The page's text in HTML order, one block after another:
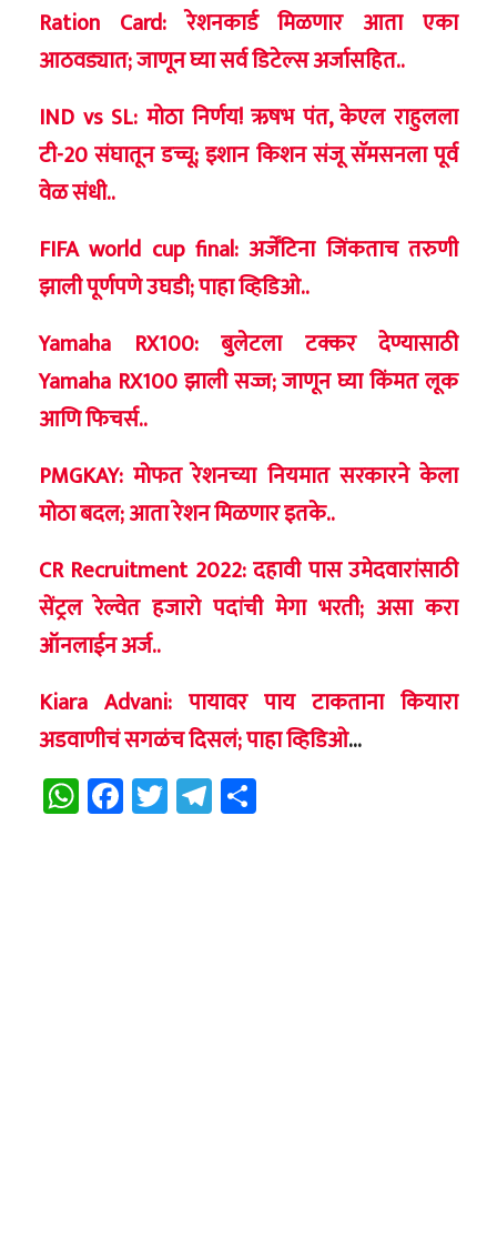
Ration Card: रेशनकार्ड मिळणार आता एका
आठवड्यात; जाणून घ्या सर्व डिटेल्स अर्जासहित..
IND vs SL: मोठा निर्णय! ऋषभ पंत, केएल राहुलला
टी-20 संघातून डच्चू; इशान किशन संजू सॅमसनला पूर्व
वेळ संधी..
FIFA world cup final: अर्जेंटिना जिंकताच तरुणी
झाली पूर्णपणे उघडी; पाहा व्हिडिओ..
Yamaha RX100: बुलेटला टक्कर देण्यासाठी
Yamaha RX100 झाली सज्ज; जाणून घ्या किंमत लूक
आणि फिचर्स..
PMGKAY: मोफत रेशनच्या नियमात सरकारने केला
मोठा बदल; आता रेशन मिळणार इतके..
CR Recruitment 2022: दहावी पास उमेदवारांसाठी
सेंट्रल रेल्वेत हजारो पदांची मेगा भरती; असा करा
ऑनलाईन अर्ज..
Kiara Advani: पायावर पाय टाकताना कियारा
अडवाणीचं सगळंच दिसलं; पाहा व्हिडिओ…
WhatsApp
Facebook
TwitterTelegram